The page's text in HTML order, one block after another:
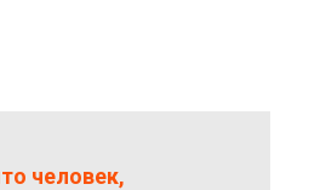
человек,